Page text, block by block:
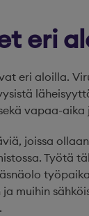
eri
eri aloilla.
vapaa-aika
joissa
Työtä
muihin